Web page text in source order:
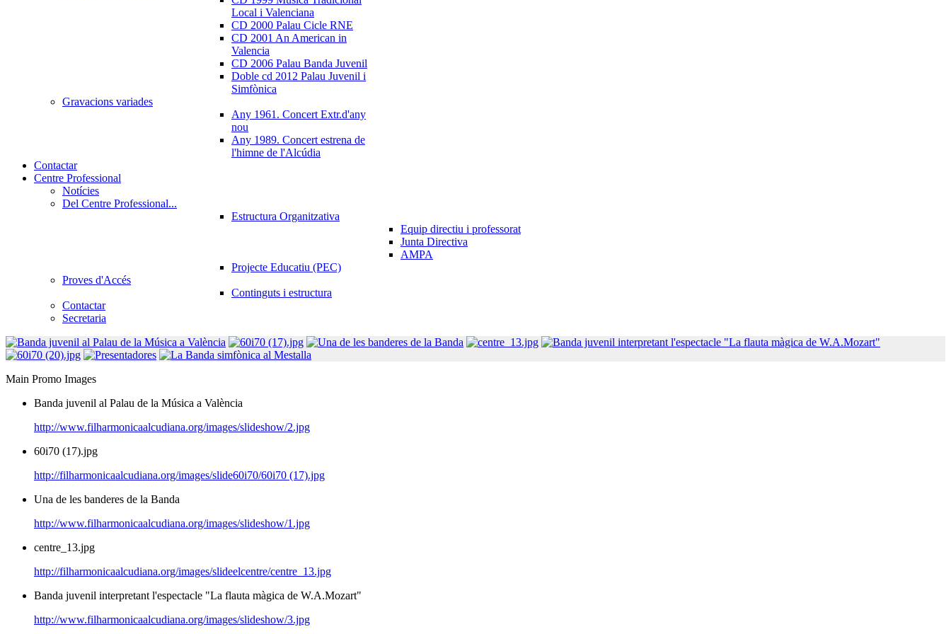
Local i Valenciana
CD 2000 Palau Cicle RNE
CD 2001 An American in
Valencia
CD 2006 Palau Banda Juvenil
Doble cd 2012 Palau Juvenil i
Simfònica
Gravacions variades
Any 1961. Concert Extr.d'any
nou
Any 1989. Concert estrena de
l'himne de l'Alcúdia
Contactar
Centre Professional
Notícies
Del Centre Professional...
Estructura Organitzativa
Equip directiu i professorat
Junta Directiva
AMPA
Projecte Educatiu (PEC)
Proves d'Accés
Continguts i estructura
Contactar
Secretaria
Main Promo Images
Banda juvenil al Palau de la Música a València
http://www.filharmonicaalcudiana.org/images/slideshow/2.jpg
60i70 (17).jpg
http://filharmonicaalcudiana.org/images/slide60i70/60i70 (17).jpg
Una de les banderes de la Banda
http://www.filharmonicaalcudiana.org/images/slideshow/1.jpg
centre_13.jpg
http://filharmonicaalcudiana.org/images/slideelcentre/centre_13.jpg
Banda juvenil interpretant l'espectacle "La flauta màgica de W.A.Mozart"
http://www.filharmonicaalcudiana.org/images/slideshow/3.jpg